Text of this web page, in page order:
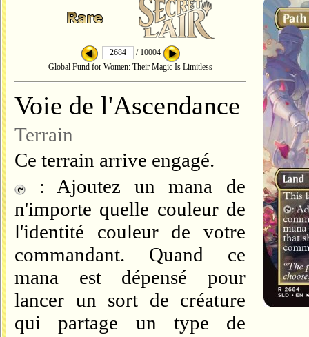
/ 10004
Global Fund for Women: Their Magic Is Limitless
Voie de l'Ascendance
Terrain
Ce terrain arrive engagé.
: Ajoutez un mana de
n'importe quelle couleur de
l'identité couleur de votre
commandant. Quand ce
mana est dépensé pour
lancer un sort de créature
qui partage un type de